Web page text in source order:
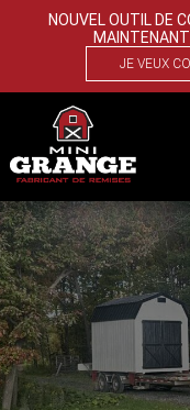
NOUVEL OUTIL DE
JE VEUX